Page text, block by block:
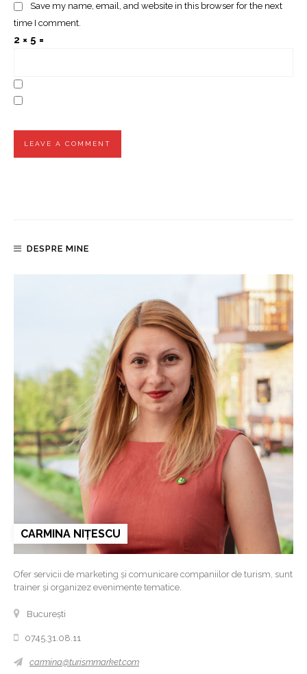
Save my name, email, and website in this browser for the next
time I comment.
2 × 5 =
DESPRE MINE
CARMINA NIȚESCU
Ofer servicii de marketing și comunicare companiilor de turism, sunt
trainer și organizez evenimente tematice.
București
0745.31.08.11
carmina@turismmarket.com